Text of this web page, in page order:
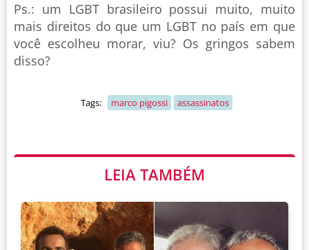
Ps.: um LGBT brasileiro possui muito, muito
mais direitos do que um LGBT no país em que
você escolheu morar, viu? Os gringos sabem
disso?
Tags: marco pigossi assassinatos
LEIA TAMBÉM